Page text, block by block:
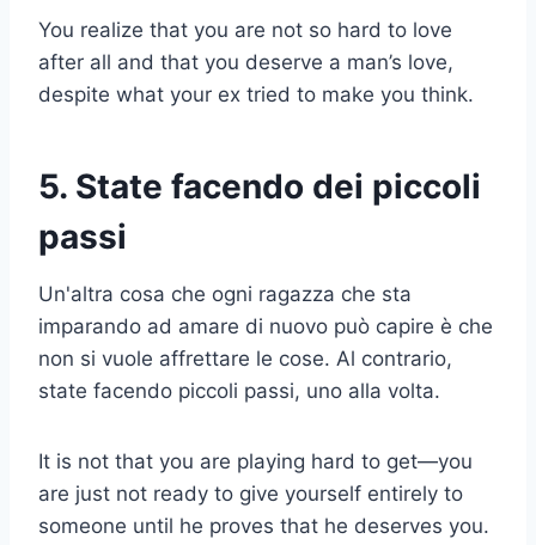
You realize that you are not so hard to love
after all and that you deserve a man’s love,
despite what your ex tried to make you think.
5. State facendo dei piccoli
passi
Un'altra cosa che ogni ragazza che sta
imparando ad amare di nuovo può capire è che
non si vuole affrettare le cose. Al contrario,
state facendo piccoli passi, uno alla volta.
It is not that you are playing hard to get—you
are just not ready to give yourself entirely to
someone until he proves that he deserves you.